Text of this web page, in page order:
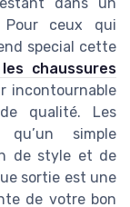
ceux qui
special cette
chaussures
incontournable
qualité. Les
simple
de style et de
sortie est une
de votre bon